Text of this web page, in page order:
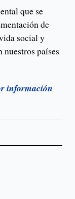
que se
de
social y
nuestros países
información